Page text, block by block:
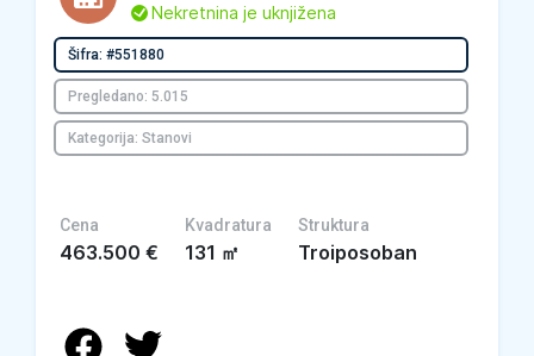
L Nekretnina je uknjižena
Šifra: #551880
Pregledano: 5.015
Kategorija: Stanovi
Cena
463.500 €
Kvadratura
131 ㎡
Struktura
Troiposoban